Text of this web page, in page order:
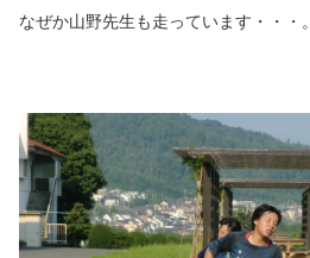
なぜか山野先生も走っています・・・。